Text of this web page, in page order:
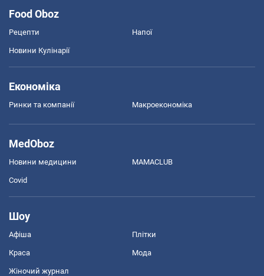
Food Oboz
Рецепти Напої
Новини Кулінарії
Економіка
Ринки та компанії Макроекономіка
MedOboz
Новини медицини MAMACLUB
Covid
Шоу
Афіша Плітки
Краса Мода
Жіночий журнал